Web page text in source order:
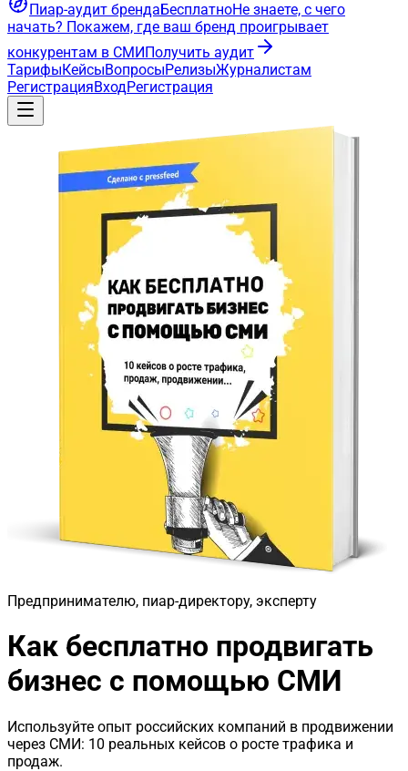
Пиар-аудит брендаБесплатноНе знаете, с чего
начать? Покажем, где ваш бренд проигрывает
конкурентам в СМИПолучить аудит
ТарифыКейсыВопросыРелизыЖурналистам
РегистрацияВходРегистрация
Предпринимателю, пиар-директору, эксперту
Как бесплатно продвигать
бизнес с помощью СМИ
Используйте опыт российских компаний в продвижении
через СМИ: 10 реальных кейсов о росте трафика и
продаж.